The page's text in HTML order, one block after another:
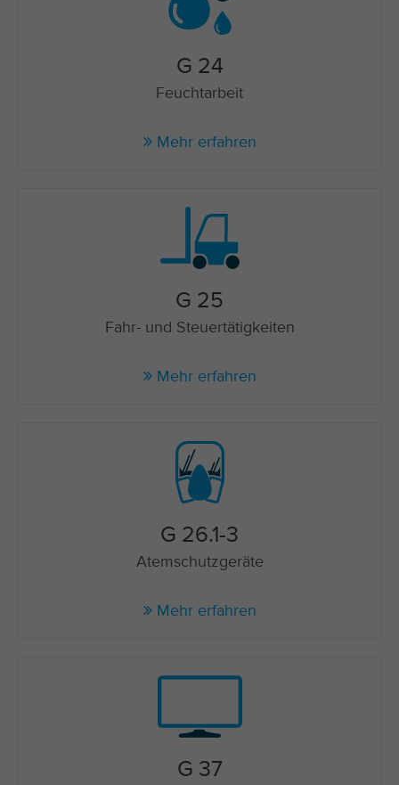
G 24
Feuchtarbeit
Mehr erfahren
G 25
Fahr- und Steuertätigkeiten
Mehr erfahren
G 26.1-3
Atemschutzgeräte
Mehr erfahren
G 37